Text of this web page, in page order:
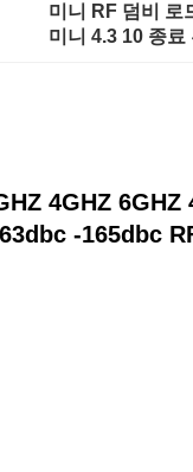
미니 RF 덤비 로
미니 4.3 10 종료
4GHZ 6GHZ
-165dbc